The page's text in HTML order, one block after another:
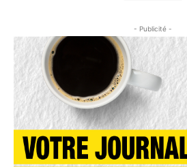
- Publicité -